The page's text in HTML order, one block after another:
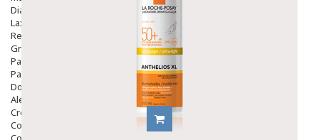
Diarrea / Estreñimiento / Vómitos
Laxantes
Resfriados
Gripe Y Resfriados
Para La Tos
Para Descongestionar La Nariz
Dolor De Garganta
Alergias Y Picaduras
Cremas
Comprimidos